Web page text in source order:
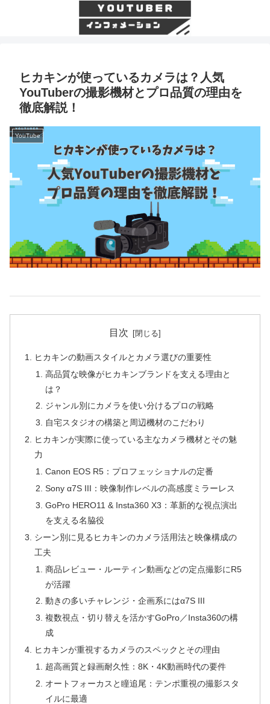
ヒカキンが使っているカメラは？人気
YouTuberの撮影機材とプロ品質の理由を
徹底解説！
YouTube
目次
ヒカキンの動画スタイルとカメラ選びの重要性
高品質な映像がヒカキンブランドを支える理由と
は？
ジャンル別にカメラを使い分けるプロの戦略
自宅スタジオの構築と周辺機材のこだわり
ヒカキンが実際に使っている主なカメラ機材とその魅
力
Canon EOS R5：プロフェッショナルの定番
Sony α7S III：映像制作レベルの高感度ミラーレス
GoPro HERO11 & Insta360 X3：革新的な視点演出
を支える名脇役
シーン別に見るヒカキンのカメラ活用法と映像構成の
工夫
商品レビュー・ルーティン動画などの定点撮影にR5
が活躍
動きの多いチャレンジ・企画系にはα7S III
複数視点・切り替えを活かすGoPro／Insta360の構
成
ヒカキンが重視するカメラのスペックとその理由
超高画質と録画耐久性：8K・4K動画時代の要件
オートフォーカスと瞳追尾：テンポ重視の撮影スタ
イルに最適